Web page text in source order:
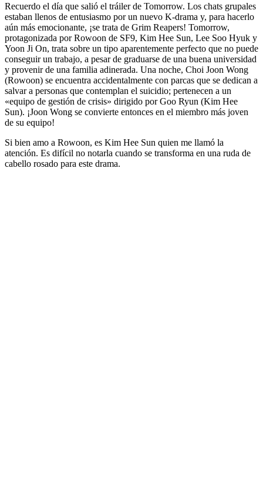
Recuerdo el día que salió el tráiler de Tomorrow. Los chats grupales
estaban llenos de entusiasmo por un nuevo K-drama y, para hacerlo
aún más emocionante, ¡se trata de Grim Reapers! Tomorrow,
protagonizada por Rowoon de SF9, Kim Hee Sun, Lee Soo Hyuk y
Yoon Ji On, trata sobre un tipo aparentemente perfecto que no puede
conseguir un trabajo, a pesar de graduarse de una buena universidad
y provenir de una familia adinerada. Una noche, Choi Joon Wong
(Rowoon) se encuentra accidentalmente con parcas que se dedican a
salvar a personas que contemplan el suicidio; pertenecen a un
«equipo de gestión de crisis» dirigido por Goo Ryun (Kim Hee
Sun). ¡Joon Wong se convierte entonces en el miembro más joven
de su equipo!
Si bien amo a Rowoon, es Kim Hee Sun quien me llamó la
atención. Es difícil no notarla cuando se transforma en una ruda de
cabello rosado para este drama.